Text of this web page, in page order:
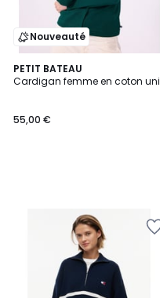
Nouveauté
PETIT BATEAU
Cardigan femme en coton uni
55,00 €